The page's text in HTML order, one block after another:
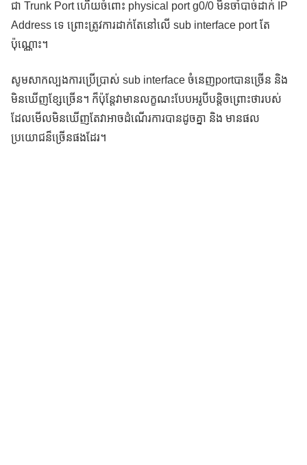
ជា Trunk Port ហើយចំពោះ physical port g0/0 មិនចាំបាច់ដាក់ IP
Address ទេ ព្រោះត្រូវការដាក់តែនៅលើ sub interface port តែ
ប៉ុណ្ណោះ។
សូមសាកល្បងការប្រើប្រាស់ sub interface ចំនេញportបានច្រើន និង
មិនឃើញខ្សែច្រើន។ ក៏ប៉ុន្តែវាមានលក្ខណះបែបអរូបីបន្តិចព្រោះថារបស់
ដែលមើលមិនឃើញតែវាអាចដំណើរការបានដូចគ្នា និង មានផល
ប្រយោជន៏ច្រើនផងដែរ។